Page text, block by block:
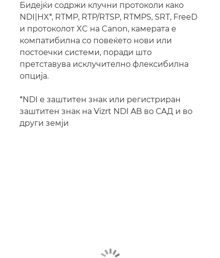
Бидејќи содржи клучни протоколи како
NDI|HX*, RTMP, RTP/RTSP, RTMPS, SRT, FreeD
и протоколот XC на Canon, камерата е
компатибилна со повеќето нови или
постоечки системи, поради што
претставува исклучително флексибилна
опција.
*NDI е заштитен знак или регистриран
заштитен знак на Vizrt NDI AB во САД и во
други земји